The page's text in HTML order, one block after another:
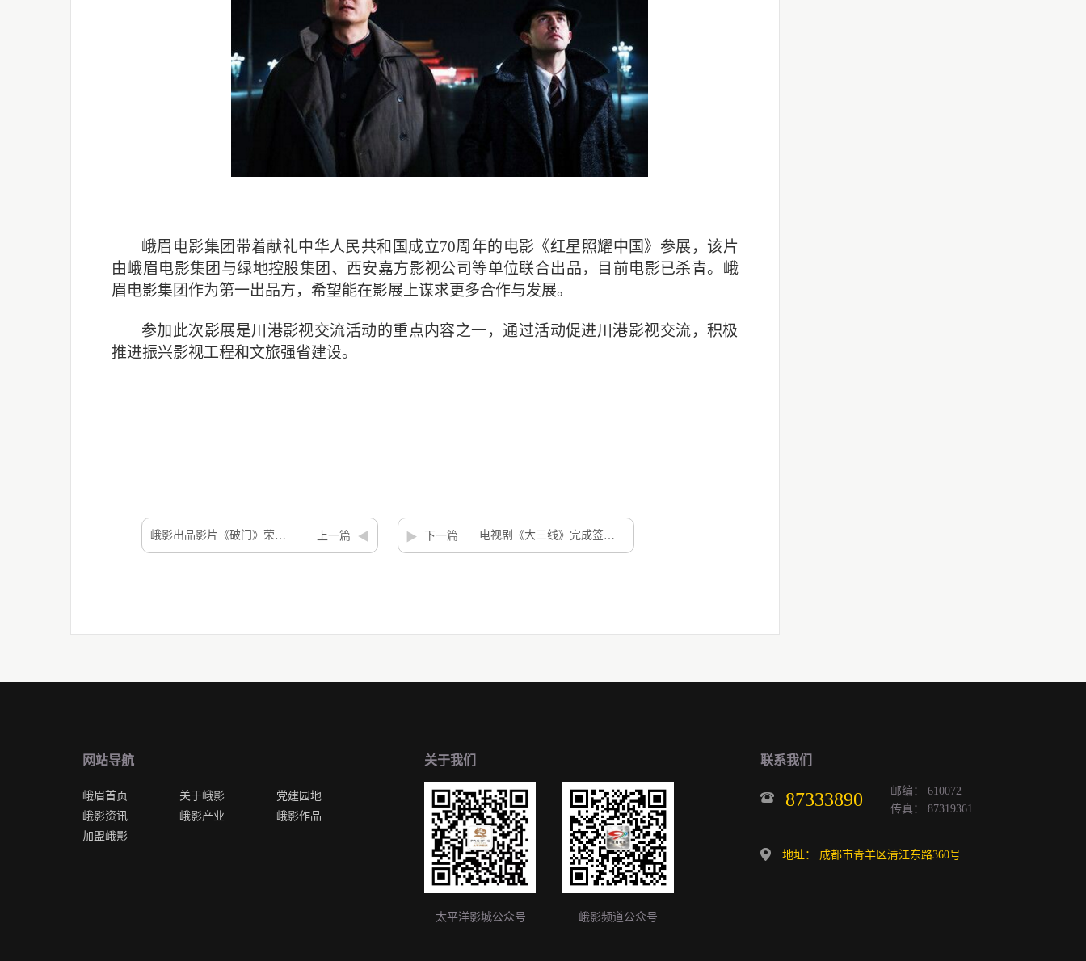
峨眉电影集团带着献礼中华人民共和国成立70周年的电影《红星照耀中国》参展，该片
由峨眉电影集团与绿地控股集团、西安嘉方影视公司等单位联合出品，目前电影已杀青。峨
眉电影集团作为第一出品方，希望能在影展上谋求更多合作与发展。
参加此次影展是川港影视交流活动的重点内容之一，通过活动促进川港影视交流，积极
推进振兴影视工程和文旅强省建设。
上一篇 下一篇
网站导航 关于我们 联系我们
峨眉首页 关于峨影
党建园地
峨影资讯
峨影产业
峨影作品
加盟峨影
太平洋影城公众号 峨影频道公众号
87333890
邮编： 610072
传真： 87319361
地址： 成都市青羊区清江东路360号